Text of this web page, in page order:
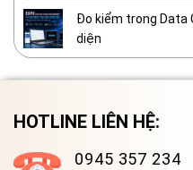
Đo kiểm trong Data
diện
HOTLINE LIÊN HỆ:
0945 357 234